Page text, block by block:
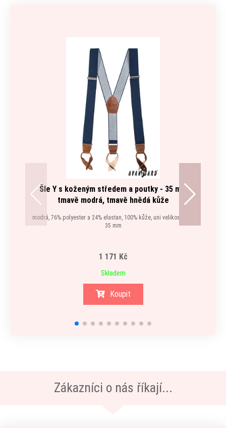
Šle Y s koženým středem a poutky - 35 mm
tmavě modrá, tmavě hnědá kůže
modrá, 76% polyester a 24% elastan, 100% kůže, uni velikost, šíře
35 mm
1 171 Kč
Skladem
Koupit
Zákazníci o nás říkají...